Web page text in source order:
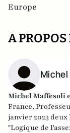
Europe
A
Michel Maffesoli
France,
janvier 2023
"Logique de